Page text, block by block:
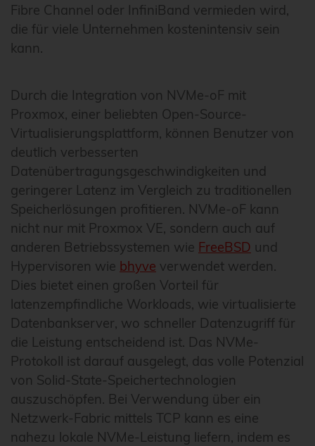
Fibre Channel oder InfiniBand vermieden wird,
die für viele Unternehmen kostenintensiv sein
kann.
Durch die Integration von NVMe-oF mit
Proxmox, einer beliebten Open-Source-
Virtualisierungsplattform, können Benutzer von
deutlich verbesserten
Datenübertragungsgeschwindigkeiten und
geringerer Latenz im Vergleich zu traditionellen
Speicherlösungen profitieren. NVMe-oF kann
nicht nur mit Proxmox VE, sondern auch auf
anderen Betriebssystemen wie FreeBSD und
Hypervisoren wie bhyve verwendet werden.
Dies bietet einen großen Vorteil für
latenzempfindliche Workloads, wie virtualisierte
Datenbankserver, wo schneller Datenzugriff für
die Leistung entscheidend ist. Das NVMe-
Protokoll ist darauf ausgelegt, das volle Potenzial
von Solid-State-Speichertechnologien
auszuschöpfen. Bei Verwendung über ein
Netzwerk-Fabric mittels TCP kann es eine
nahezu lokale NVMe-Leistung liefern, indem es